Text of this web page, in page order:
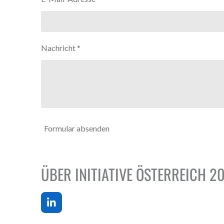
Nachricht *
Formular absenden
ÜBER INITIATIVE ÖSTERREICH
L
i